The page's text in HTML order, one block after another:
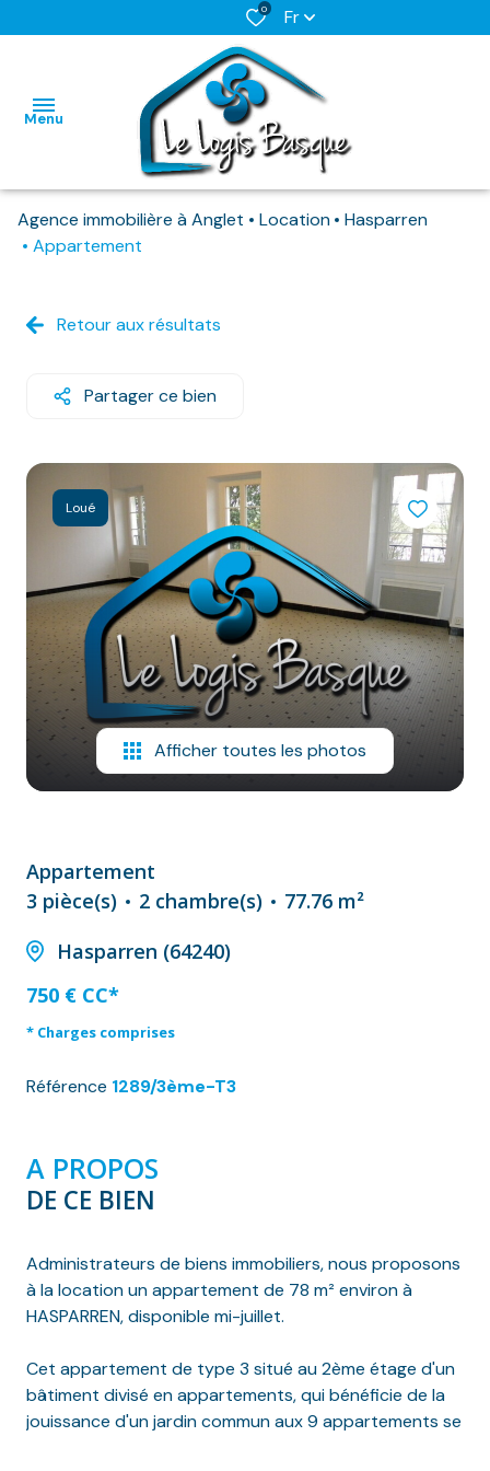
0 Fr
Menu
L'AGENCE
DISPONIBLES
PRO
BIENS
LOUES
PRO
NOS
DOSSIER DE
CANDIDATURE
NOS
PRESTATIONS
CONTACT
Agence immobilière à Anglet Location
Hasparren
Appartement
Retour aux résultats
Partager ce bien
Loué
Afficher toutes les photos
Appartement
3 pièce(s)
2 chambre(s)
77.76 m²
Hasparren (64240)
750 € CC*
* Charges comprises
Référence 1289/3ème-T3
A PROPOS
DE CE BIEN
Administrateurs de biens immobiliers, nous proposons
à la location un appartement de 78 m² environ à
HASPARREN, disponible mi-juillet.
Cet appartement de type 3 situé au 2ème étage d'un
bâtiment divisé en appartements, qui bénéficie de la
jouissance d'un jardin commun aux 9 appartements se